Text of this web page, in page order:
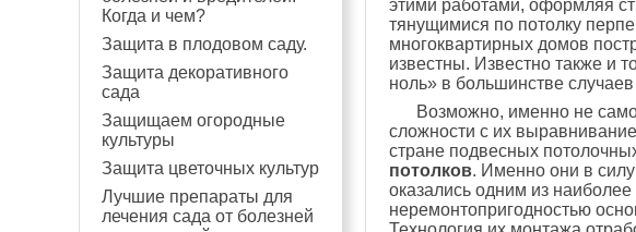
Когда и чем?
Защита в плодовом саду.
Защита декоративного
сада
Защищаем огородные
культуры
Защита цветочных культур
Лучшие препараты для
лечения сада от болезней
этими работами, оформляя
тянущимися по потолку
многоквартирных домов
известны. Известно также и
ноль» в большинстве
Возможно, именно не
сложности с их
стране подвесных
потолков. Именно они в
оказались одним из
неремонтопригодностью